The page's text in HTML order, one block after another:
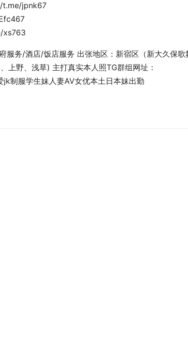
t.me/jpnk67
xs763
服务/酒店/饭店服务 出张地区：新宿区（新大久保歌
上野、浅草) 主打真实本人照TG群组网址：
制服学生妹人妻AV女优本土日本妹出勤